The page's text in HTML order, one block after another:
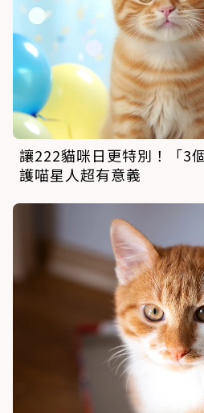
讓222貓咪日更特別！「3
護喵星人超有意義